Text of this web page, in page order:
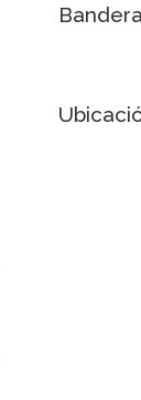
Bandera